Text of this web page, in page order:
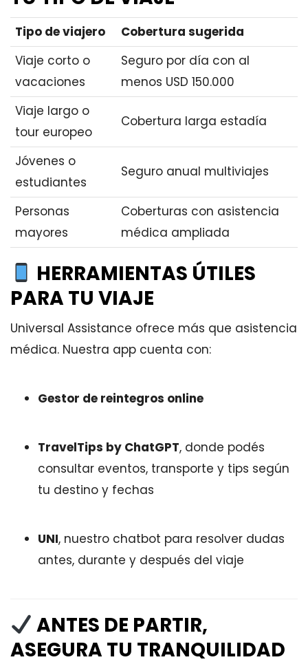
Tipo de viajero
Cobertura sugerida
Viaje corto o
vacaciones
Seguro por día con al
menos USD 150.000
Viaje largo o
tour europeo
Cobertura larga estadía
Jóvenes o
estudiantes
Seguro anual multiviajes
Personas
mayores
Coberturas con asistencia
médica ampliada
HERRAMIENTAS ÚTILES
PARA TU VIAJE
Universal Assistance ofrece más que asistencia
médica. Nuestra app cuenta con:
Gestor de reintegros online
TravelTips by ChatGPT, donde podés
consultar eventos, transporte y tips según
tu destino y fechas
UNI, nuestro chatbot para resolver dudas
antes, durante y después del viaje
ANTES DE PARTIR,
ASEGURA TU TRANQUILIDAD